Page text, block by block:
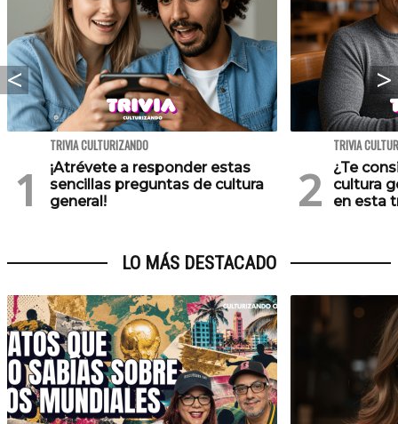
TRIVIA CULTURIZANDO
¡Atrévete a responder estas
sencillas preguntas de cultura
general!
TRIVIA
¿Te
cultura
en esta
LO MÁS DESTACADO